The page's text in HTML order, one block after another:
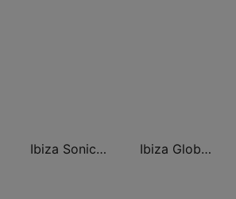
Ibiza Sonica Radio Ibiza Global Radio